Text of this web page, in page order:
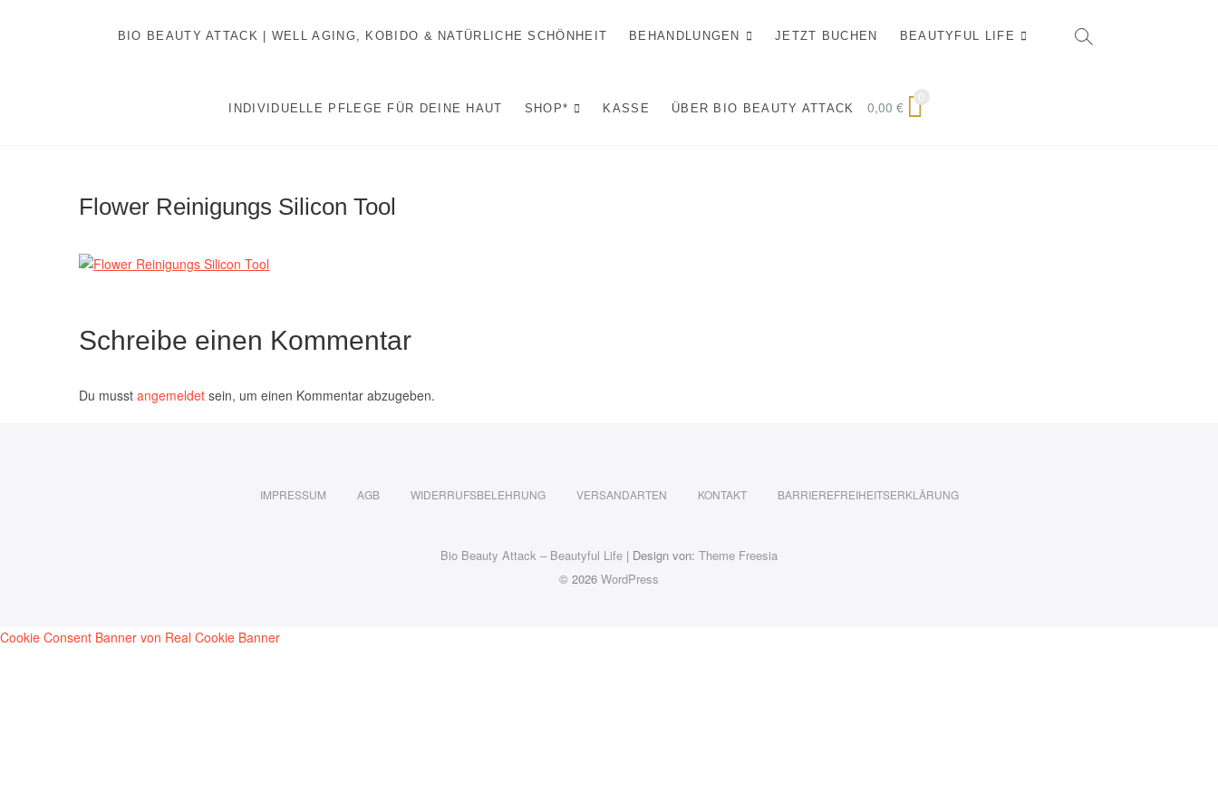
BIO BEAUTY ATTACK | WELL AGING, KOBIDO & NATÜRLICHE SCHÖNHEIT BEHANDLUNGEN JETZT BUCHEN BEAUTYFUL LIFE
INDIVIDUELLE PFLEGE FÜR DEINE HAUT SHOP* KASSE ÜBER BIO BEAUTY ATTACK 0,00 €
Flower Reinigungs Silicon Tool
Schreibe einen Kommentar
Du musst angemeldet sein, um einen Kommentar abzugeben.
IMPRESSUM AGB WIDERRUFSBELEHRUNG VERSANDARTEN KONTAKT BARRIEREFREIHEITSERKLÄRUNG
Bio Beauty Attack – Beautyful Life | Design von: Theme Freesia
© 2026 WordPress
Cookie Consent Banner von Real Cookie Banner